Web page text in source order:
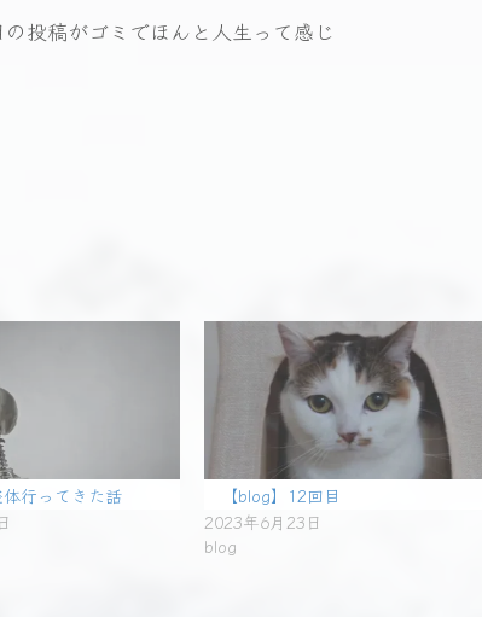
投稿がゴミでほんと人生って感じ
体行ってきた話
【blog】12回目
2023年6月23日
blog